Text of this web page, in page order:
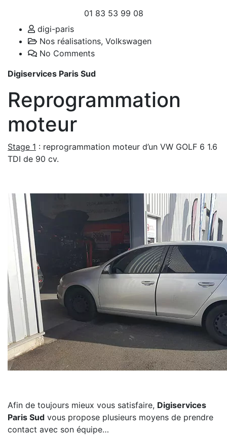
01 83 53 99 08
digi-paris
Nos réalisations, Volkswagen
No Comments
Digiservices Paris Sud
Reprogrammation
moteur
Stage 1 : reprogrammation moteur d’un VW GOLF 6 1.6
TDI de 90 cv.
Afin de toujours mieux vous satisfaire, Digiservices
Paris Sud vous propose plusieurs moyens de prendre
contact avec son équipe…